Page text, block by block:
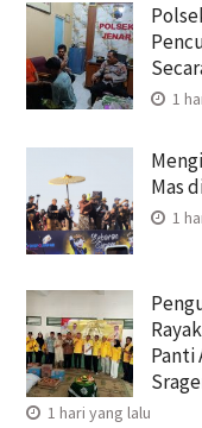
1
Mas
1
Panti
1 hari yang lalu